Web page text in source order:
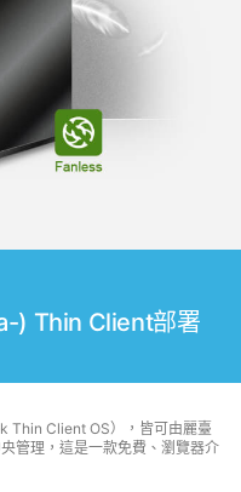
) Thin Client部署
Thin Client OS），皆可由麗臺
管理，這是一款免費、瀏覽器介